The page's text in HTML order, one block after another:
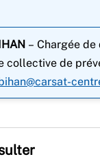
– Chargée
collective de